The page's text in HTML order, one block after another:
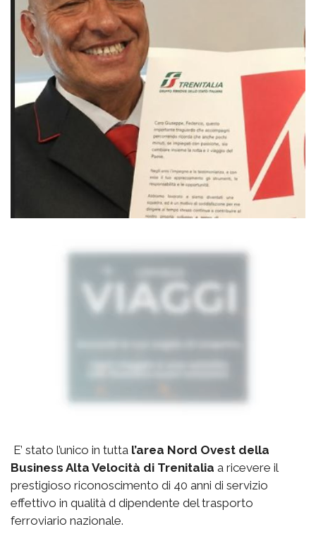
E’ stato l’unico in tutta l’area Nord Ovest della
Business Alta Velocità di Trenitalia a ricevere il
prestigioso riconoscimento di 40 anni di servizio
effettivo in qualità d dipendente del trasporto
ferroviario nazionale.